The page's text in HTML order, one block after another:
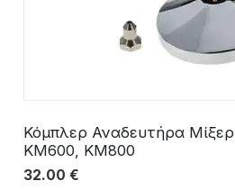
Κόμπλερ Αναδευτήρα
KM600, KM800
32.00 €